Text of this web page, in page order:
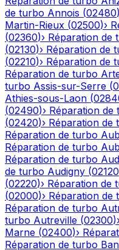
de turbo Annois (02480)
Martin-Rieux (02500)›
(02360)› Réparation de
(02130)› Réparation de
(02210)› Réparation de
Réparation de turbo
turbo Assis-sur-Serre (
Athies-sous-Laon (
(02490)› Réparation de
(02420)› Réparation de
Réparation de turbo
Réparation de turbo
Réparation de turbo
de turbo Audigny (02120
(02220)› Réparation de
(02000)› Réparation de
Réparation de turbo
turbo Autreville (02300)›
Marne (02400)›
Réparation de turbo